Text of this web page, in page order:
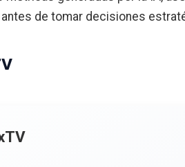
de tomar decisiones